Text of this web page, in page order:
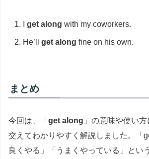
Iget along with my coworkers.
He’llget along fine on his own.
まとめ
今回は、「 get along 」の意味や使い
交えてわかりやすく解説しました。「
良くやる」「うまくやっている」とい